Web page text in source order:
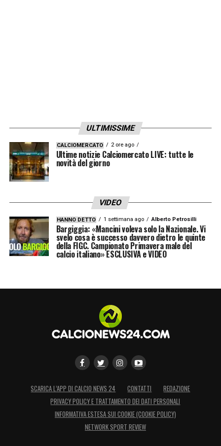
ULTIMISSIME
CALCIOMERCATO 2 ore ago
Ultime notizie Calciomercato LIVE: tutte le
novità del giorno
VIDEO
HANNO DETTO 1 settimana ago Alberto Petrosilli
Bargiggia: «Mancini voleva solo la Nazionale. Vi
svelo cosa è successo davvero dietro le quinte
della FIGC. Campionato Primavera male del
calcio italiano» ESCLUSIVA e VIDEO
SCARICA L’APP DI CALCIO NEWS 24 CONTATTI
REDAZIONE
PRIVACY POLICY E TRATTAMENTO DEI DATI PERSONALI
INFORMATIVA ESTESA SUI COOKIE (COOKIE POLICY)
NETWORK SPORT REVIEW